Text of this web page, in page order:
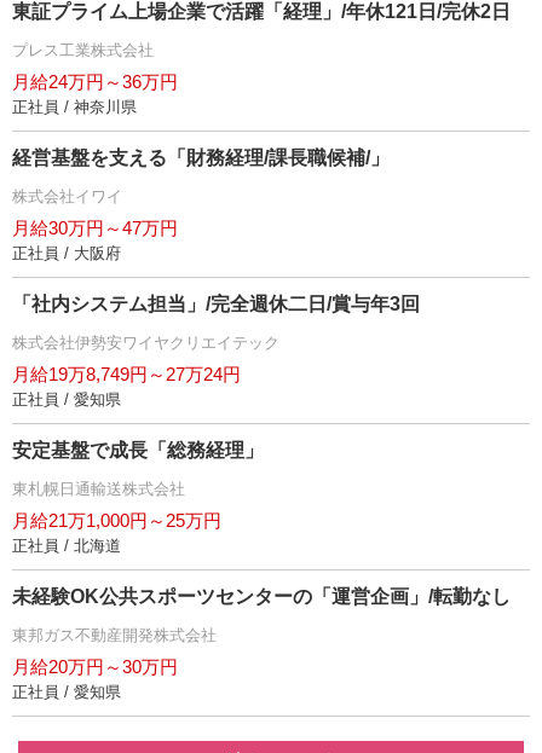
東証プライム上場企業で活躍「経理」/年休121日/完休2日
プレス工業株式会社
月給24万円～36万円
正社員 / 神奈川県
経営基盤を支える「財務経理/課長職候補/」
株式会社イワイ
月給30万円～47万円
正社員 / 大阪府
「社内システム担当」/完全週休二日/賞与年3回
株式会社伊勢安ワイヤクリエイテック
月給19万8,749円～27万24円
正社員 / 愛知県
安定基盤で成長「総務経理」
東札幌日通輸送株式会社
月給21万1,000円～25万円
正社員 / 北海道
未経験OK公共スポーツセンターの「運営企画」/転勤なし
東邦ガス不動産開発株式会社
月給20万円～30万円
正社員 / 愛知県